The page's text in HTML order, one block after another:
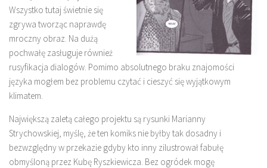
Wszystko tutaj świetnie się
zgrywa tworząc naprawdę
mroczny obraz. Na dużą
pochwałę zasługuje również
rusyfikacja dialogów. Pomimo absolutnego braku znajomości
języka mogłem bez problemu czytać i cieszyć się wyjątkowym
klimatem.
Największą zaletą całego projektu są rysunki Marianny
Strychowskiej, myślę, że ten komiks nie byłby tak dosadny i
bezwzględny w przekazie gdyby kto inny zilustrował fabułę
obmyśloną przez Kubę Ryszkiewicza. Bez ogródek mogę